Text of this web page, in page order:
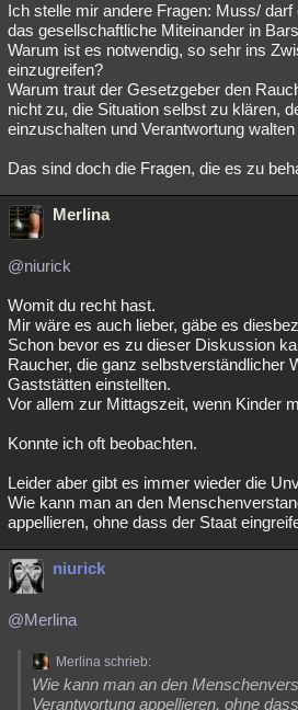
Ich stelle mir andere Fragen: Muss/
das gesellschaftliche Miteinander in
Warum ist es notwendig, so sehr ins
einzugreifen?
Warum traut der Gesetzgeber den
nicht zu, die Situation selbst zu klären,
einzuschalten und Verantwortung
Das sind doch die Fragen, die es zu
Merlina
@niurick
Womit du recht hast.
Mir wäre es auch lieber, gäbe es
Schon bevor es zu dieser Diskussion
Raucher, die ganz selbstverständlicher
Gaststätten einstellten.
Vor allem zur Mittagszeit, wenn Kinder
Konnte ich oft beobachten.
Leider aber gibt es immer wieder die
Wie kann man an den
appellieren, ohne dass der Staat
niurick
@Merlina
Merlina schrieb:
Wie kann man an den
Verantwortung appellieren, ohne